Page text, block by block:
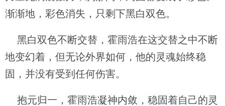
渐渐地，彩色消失，只剩下黑白双色。
黑白双色不断交替，霍雨浩在这交替之中不断
地变幻着，但无论外界如何，他的灵魂始终稳
固，并没有受到任何伤害。
抱元归一，霍雨浩凝神内敛，稳固着自己的灵